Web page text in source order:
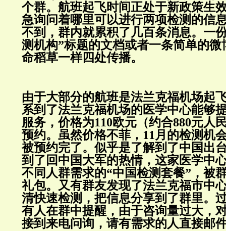
个群。航班起飞时间正处于新政策生
急询问着哪里可以进行两项检测的信
不到，群内就累积了几百条消息。一
测机构”标题的文档或者一条简单的
命稻草一样四处传播。
由于大部分的航班是法兰克福机场起
系到了法兰克福机场的医学中心能够
服务，价格为110欧元（约合880元人
预约。虽然价格不菲，11月的检测机
被预约完了。似乎是了解到了中国出
到了回中国大军的热情，这家医学中
不同人群需求的“中国检测套餐”，被
礼包。又有群友发现了法兰克福市中
清快速检测，把信息分享到了群里。
有人在群中提醒，由于咨询量过大，
接到来电问询，请有需求的人直接邮